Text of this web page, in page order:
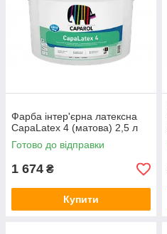
Фарба інтер'єрна латексна
CapaLatex 4 (матова) 2,5 л
Готово до відправки
1 674 ₴
Купити